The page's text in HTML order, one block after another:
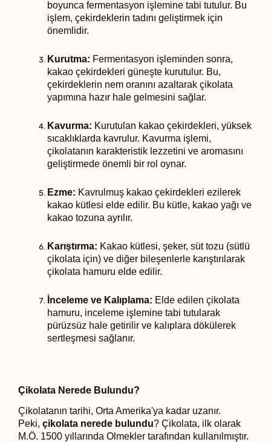
boyunca fermentasyon işlemine tabi tutulur. Bu
işlem, çekirdeklerin tadını geliştirmek için
önemlidir.
Kurutma: Fermentasyon işleminden sonra,
kakao çekirdekleri güneşte kurutulur. Bu,
çekirdeklerin nem oranını azaltarak çikolata
yapımına hazır hale gelmesini sağlar.
Kavurma: Kurutulan kakao çekirdekleri, yüksek
sıcaklıklarda kavrulur. Kavurma işlemi,
çikolatanın karakteristik lezzetini ve aromasını
geliştirmede önemli bir rol oynar.
Ezme: Kavrulmuş kakao çekirdekleri ezilerek
kakao kütlesi elde edilir. Bu kütle, kakao yağı ve
kakao tozuna ayrılır.
Karıştırma: Kakao kütlesi, şeker, süt tozu (sütlü
çikolata için) ve diğer bileşenlerle karıştırılarak
çikolata hamuru elde edilir.
İnceleme ve Kalıplama: Elde edilen çikolata
hamuru, inceleme işlemine tabi tutularak
pürüzsüz hale getirilir ve kalıplara dökülerek
sertleşmesi sağlanır.
Çikolata Nerede Bulundu?
Çikolatanın tarihi, Orta Amerika'ya kadar uzanır.
Peki, çikolata nerede bulundu? Çikolata, ilk olarak
M.Ö. 1500 yıllarında Olmekler tarafından kullanılmıştır.